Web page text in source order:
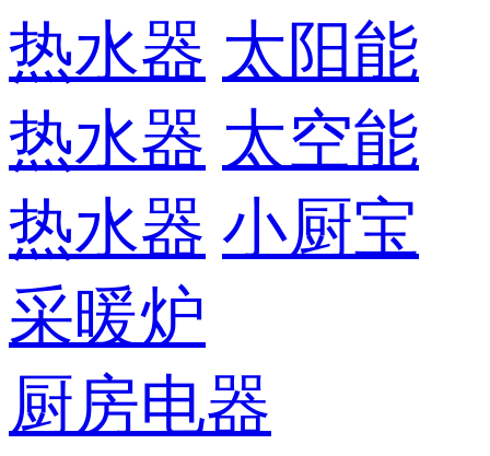
热水器 太阳能
热水器 太空能
热水器 小厨宝
采暖炉
厨房电器